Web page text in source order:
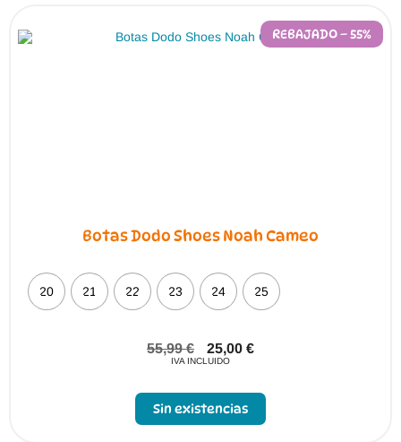
REBAJADO – 55%
Botas Dodo Shoes Noah Cameo
20 21 22 23 24 25
55,99€ 25,00 €
IVA INCLUIDO
Sin existencias